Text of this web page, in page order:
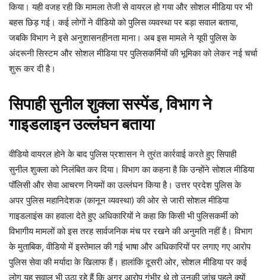
किया। यही वजह रही कि मामला तेजी से वायरल हो गया और सोशल मीडिया पर भी
बहस छिड़ गई। कई लोगों ने वीडियो को पुलिस व्यवस्था पर बड़ा सवाल बताया,
जबकि विभाग ने इसे अनुशासनहीनता माना। अब इस मामले ने यूपी पुलिस के
अंदरूनी सिस्टम और सोशल मीडिया पर पुलिसकर्मियों की भूमिका को लेकर नई चर्चा
शुरू कर दी है।
सिपाही सुनील शुक्ला सस्पेंड, विभाग ने
गाइडलाइन उल्लंघन बताया
वीडियो वायरल होने के बाद पुलिस प्रशासन ने तुरंत कार्रवाई करते हुए सिपाही
सुनील शुक्ला को निलंबित कर दिया। विभाग का कहना है कि उन्होंने सोशल मीडिया
पॉलिसी और सेवा आचरण नियमों का उल्लंघन किया है। उत्तर प्रदेश पुलिस के
अपर पुलिस महानिदेशक (कानून व्यवस्था) की ओर से जारी सोशल मीडिया
गाइडलाइंस का हवाला देते हुए अधिकारियों ने कहा कि किसी भी पुलिसकर्मी को
विभागीय मामलों को इस तरह सार्वजनिक मंच पर रखने की अनुमति नहीं है। विभाग
के मुताबिक, वीडियो में इस्तेमाल की गई भाषा और अधिकारियों पर लगाए गए आरोप
पुलिस सेवा की मर्यादा के खिलाफ हैं। हालांकि दूसरी ओर, सोशल मीडिया पर कई
लोग यह सवाल भी उठा रहे हैं कि अगर आरोप गंभीर थे तो उनकी जांच पहले क्यों